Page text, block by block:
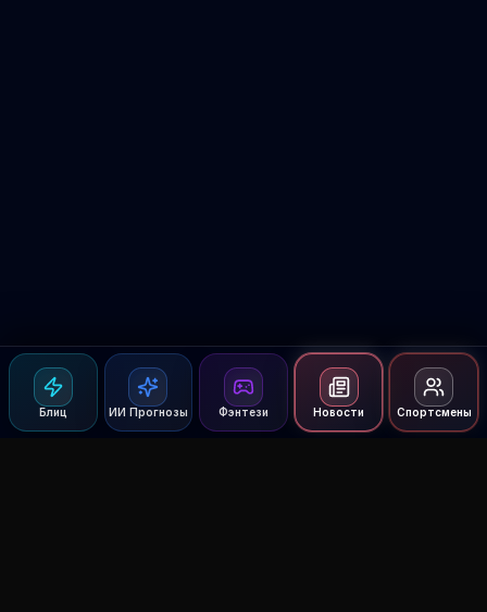
Блиц ИИ Прогнозы Фэнтези Новости Спортсмены